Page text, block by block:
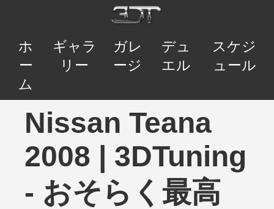
ホ
ー
ム
ギャラ
リー
ガレ
ージ
デュ
エル
スケジ
ュール
Nissan Teana
2008 | 3DTuning
- おそらく最高